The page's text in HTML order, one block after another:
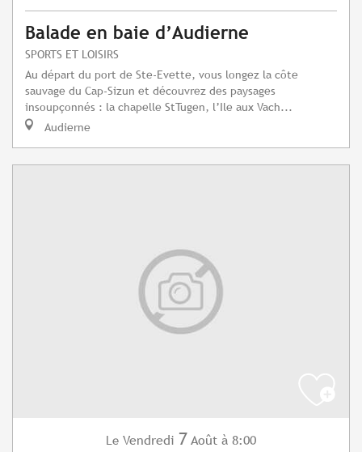
Balade en baie d’Audierne
SPORTS ET LOISIRS
Au départ du port de Ste-Evette, vous longez la côte
sauvage du Cap-Sizun et découvrez des paysages
insoupçonnés : la chapelle StTugen, l’Ile aux Vach...
Audierne
Le Vendredi 7 Août à 8:00